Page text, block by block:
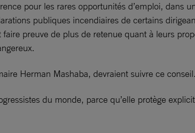
pour les rares opportunités d’emploi, dans
publiques incendiaires de certains
preuve de plus de retenue quant à leurs
Herman Mashaba, devraient suivre ce conseil.
du monde, parce qu’elle protège